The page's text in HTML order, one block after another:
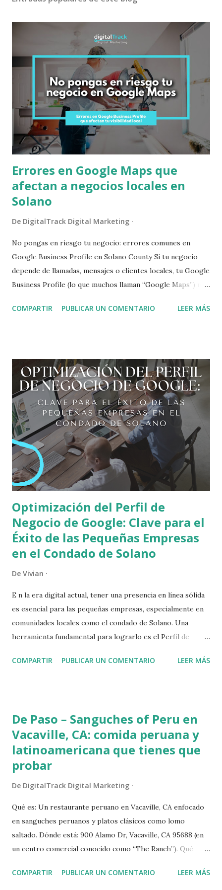
Errores en Google Maps que
afectan a negocios locales en
Solano
De DigitalTrack Digital Marketing
No pongas en riesgo tu negocio: errores comunes en
Google Business Profile en Solano County Si tu negocio
depende de llamadas, mensajes o clientes locales, tu Google
Business Profile (lo que muchos llaman “Google Maps”) no
Suisun City, Vacaville y Vallejo , es la principal fuente de
cuenta. En este artículo te explico los errores más
comunes que veo en negocios de servicios en Solano
County, por qué afectan tu visibilidad y qué hacer para
evitarlos. Por qué Google Maps es clave para negocios de
servicios locales Cuando alguien busca “plomero cerca de
mí”, “limpieza comercial en Fairfield” o “electricista en
Vacaville”, Google muestra primero el map pack . Ahí es
donde ocurren la mayoría de las llamadas. Google decide
qué negocios mostrar b...
COMPARTIR PUBLICAR UN COMENTARIO LEER MÁS
Optimización del Perfil de
Negocio de Google: Clave para el
Éxito de las Pequeñas Empresas
en el Condado de Solano
De Vivian
E n la era digital actual, tener una presencia en línea sólida
es esencial para las pequeñas empresas, especialmente en
comunidades locales como el condado de Solano. Una
herramienta fundamental para lograrlo es el Perfil de
My Business). Optimizar este perfil no solo mejora la
El primer paso es reclamar tu perfil de negocio en Google
y verificarlo. Esto te permite tener control total sobre la
información que se muestra y asegurarte de que sea
precisa y esté actualizada. Asegura la Consistencia de NAP
negocio, dirección y número de teléfono sean consistentes
en todas las plataformas en línea. Inconsistencias pueden
confundir a los clientes y afectar negativamente tu SEO
local. Completa Toda l...
COMPARTIR PUBLICAR UN COMENTARIO LEER MÁS
De Paso – Sanguches of Peru en
Vacaville, CA: comida peruana y
latinoamericana que tienes que
probar
De DigitalTrack Digital Marketing
Qué es: Un restaurante peruano en Vacaville, CA enfocado
en sanguches peruanos y platos clásicos como lomo
saltado. Dónde está: 900 Alamo Dr, Vacaville, CA 95688 (en
un centro comercial conocido como “The Ranch”). Qué
gallina , ceviche norteño y papa a la huancaína . Tip local:
COMPARTIR PUBLICAR UN COMENTARIO LEER MÁS